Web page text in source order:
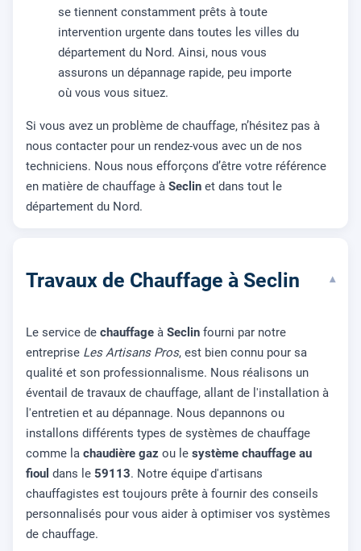
se tiennent constamment prêts à toute
intervention urgente dans toutes les villes du
département du Nord. Ainsi, nous vous
assurons un dépannage rapide, peu importe
où vous vous situez.
Si vous avez un problème de chauffage, n’hésitez pas à
nous contacter pour un rendez-vous avec un de nos
techniciens. Nous nous efforçons d’être votre référence
en matière de chauffage à Seclin et dans tout le
département du Nord.
Travaux de Chauffage à Seclin ▾
Le service de chauffage à Seclin fourni par notre
entreprise Les Artisans Pros, est bien connu pour sa
qualité et son professionnalisme. Nous réalisons un
éventail de travaux de chauffage, allant de l'installation à
l'entretien et au dépannage. Nous depannons ou
installons différents types de systèmes de chauffage
comme la chaudière gaz ou le système chauffage au
fioul dans le 59113. Notre équipe d'artisans
chauffagistes est toujours prête à fournir des conseils
personnalisés pour vous aider à optimiser vos systèmes
de chauffage.